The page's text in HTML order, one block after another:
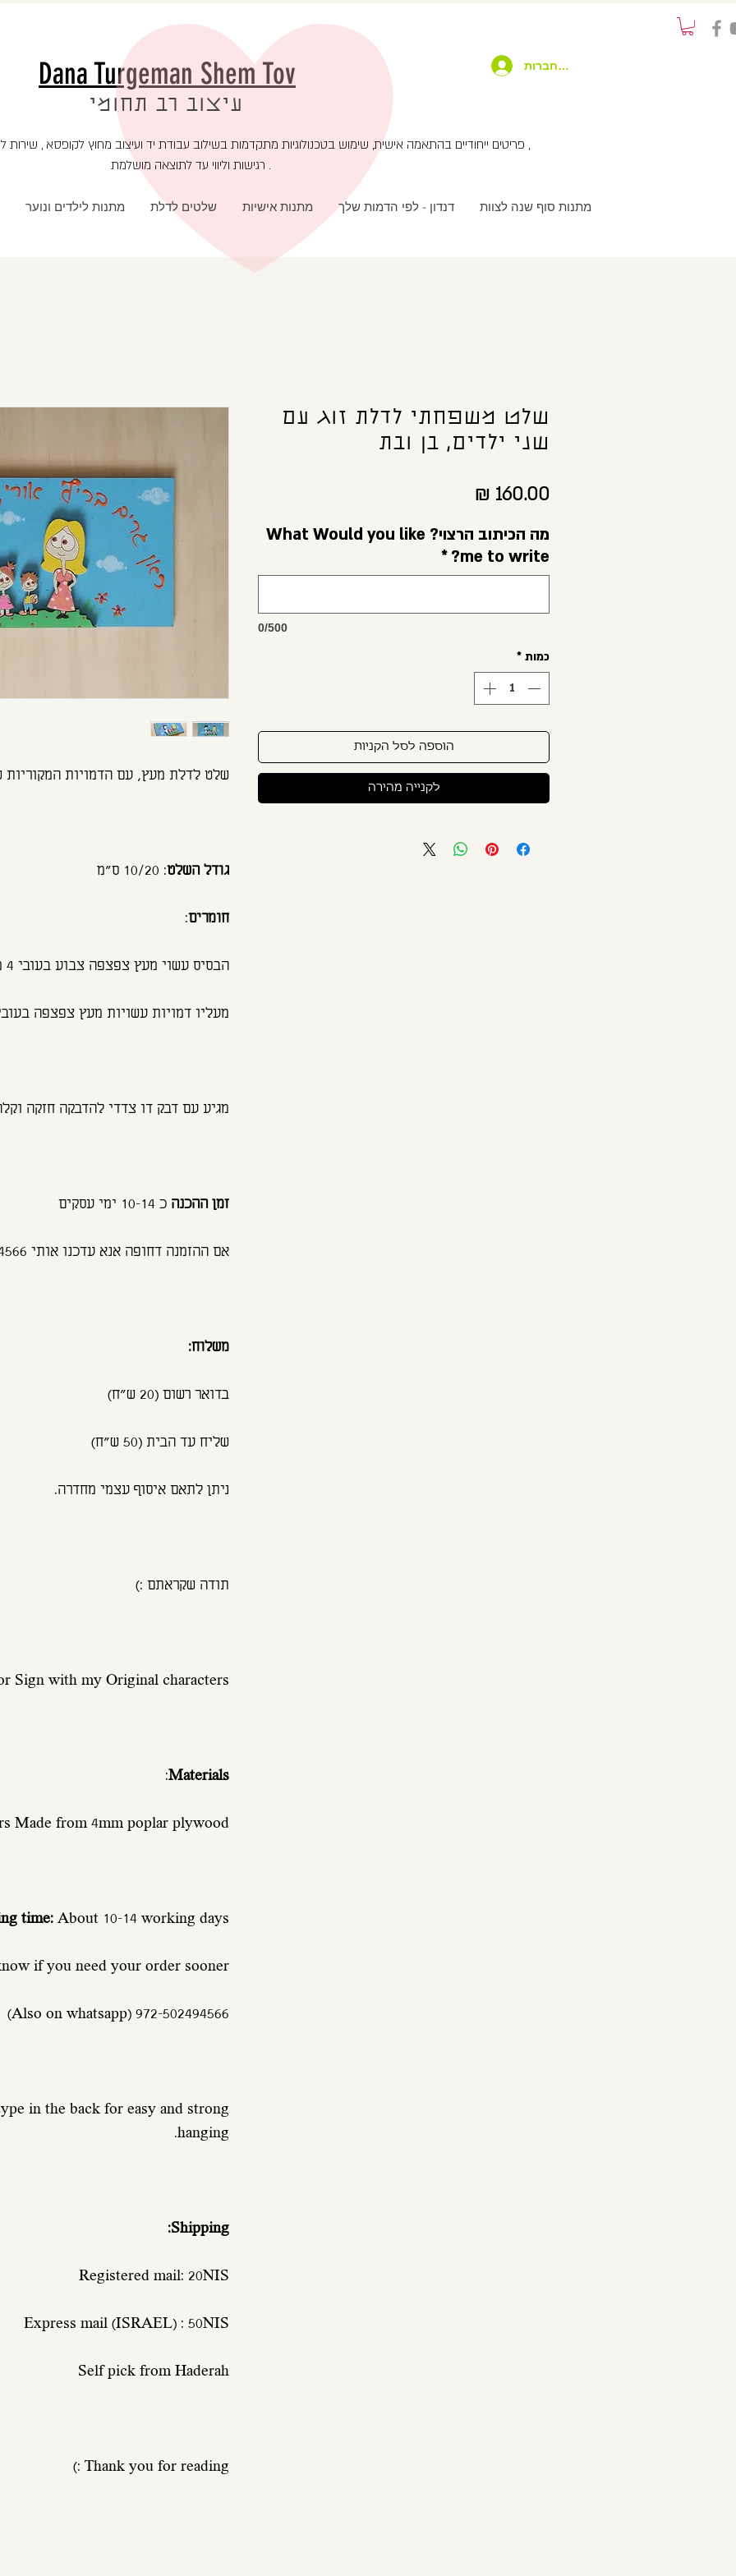
Dana Turgeman Shem Tov
עיצוב רב תחומי
פריטים ייחודיים בהתאמה אישית, שימוש בטכנולוגיות מתקדמות בשילוב עבודת יד ועיצוב מחוץ לקופסא , שירות לקוחות אישי עם המון תשומת לב ,
רגישות וליווי עד לתוצאה מושלמת .
מתנות לילדים ונוער שלטים לדלת מתנות אישיות דנדון - לפי הדמות שלך מתנות סוף שנה לצוות
להתחברות
שלט לדלת מעץ, עם הדמויות המקוריות
גודל השלט: 10/20 ס"מ
חומרים:
הבסיס עשוי מעץ צפצפה צבוע בעובי 4 מ"מ,
מעליו דמויות עשויות מעץ צפצפה בעובי 4
מגיע עם דבק דו צדדי להדבקה חזקה
זמן ההכנה כ 10-14 ימי עסקים
אם ההזמנה דחופה אנא עדכנו אותי 0502494566
משלוח:
בדואר רשום (20 ש"ח)
שליח עד הבית (50 ש"ח)
ניתן לתאם איסוף עצמי מחדרה.
תודה שקראתם :)
Sign with my Original characters
Materials
:
Made from 4mm poplar plywood
time: About 10-14 working days
if you need your order sooner.
972-502494566 (Also on whatsapp)
in the back for easy and strong
hanging.
Shipping:
Registered mail: 20NIS
Express mail (ISRAEL) : 50NIS
Self pick from Haderah
Thank you for reading :)
שלט משפחתי לדלת זוג עם
שני ילדים, בן ובת
מה הכיתוב הרצוי? What Would you like
me to write?
*
0/500
כמות *
הוספה לסל הקניות
לקנייה מהירה